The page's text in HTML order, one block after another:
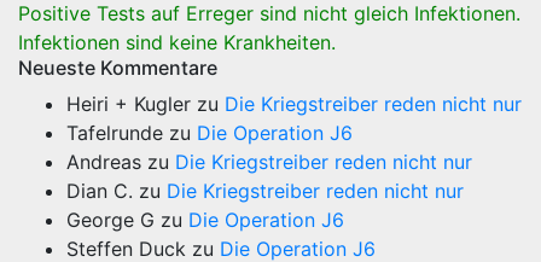
Positive Tests auf Erreger sind nicht gleich Infektionen.
Infektionen sind keine Krankheiten.
Neueste Kommentare
Heiri + Kugler zu Die Kriegstreiber reden nicht nur
Tafelrunde zu Die Operation J6
Andreas zu Die Kriegstreiber reden nicht nur
Dian C. zu Die Kriegstreiber reden nicht nur
George G zu Die Operation J6
Steffen Duck zu Die Operation J6